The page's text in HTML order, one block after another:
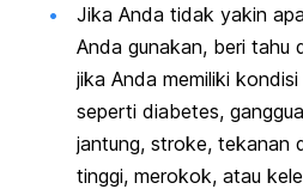
Jika Anda tidak yakin
Anda gunakan, beri tahu
jika Anda memiliki
seperti diabetes,
jantung, stroke, tekanan
tinggi, merokok, atau